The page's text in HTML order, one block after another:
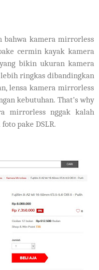
bahwa kamera mirrorless
cermin kayak kamera
bikin ukuran kamera
ringkas dibandingkan
lensa kamera mirrorless
kebutuhan. That’s why
mirrorless nggak kalah
pake DSLR.